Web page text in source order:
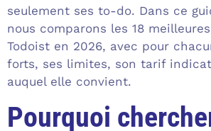
seulement ses to-do. Dans ce
nous comparons les 18
Todoist en 2026, avec pour
forts, ses limites, son tarif
auquel elle convient.
Pourquoi